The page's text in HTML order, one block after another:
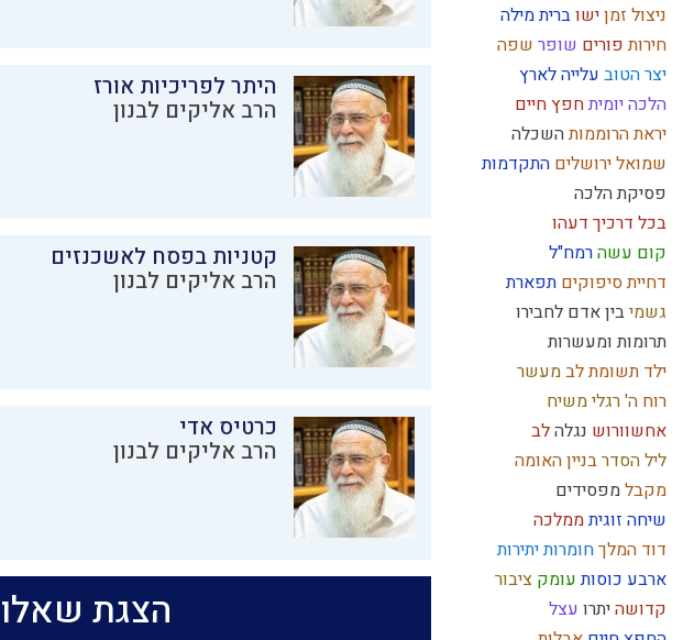
ניצול זמןישוברית מילה
חירותפורים שופר שפה
יצר הטוב עלייה לארץ
הלכה יומיתחפץ חיים
יראת הרוממותהשכלה
שמואלירושלים התקדמות
פסיקת הלכה
בכל דרכיך דעהו
קום עשהרמח"ל
דחיית סיפוקים תפארת
גשמיבין אדם לחבירו
תרומות ומעשרות
ילד תשומת לבמעשר
רוח ה'רגלי משיח
אחשוורוש נגלהלב
ליל הסדרבניין האומה
מקבלמפסידים
שיחה זוגיתממלכה
דוד המלךחומרות יתירות
ארבע כוסותעומק ציבור
קדושהיתרו עצל
היתר לפריכיות אורז
הרב אליקים לבנון
קטניות בפסח לאשכנזים
הרב אליקים לבנון
כרטיס אדי
הרב אליקים לבנון
הצגת